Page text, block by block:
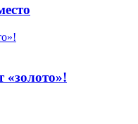
«золото»!